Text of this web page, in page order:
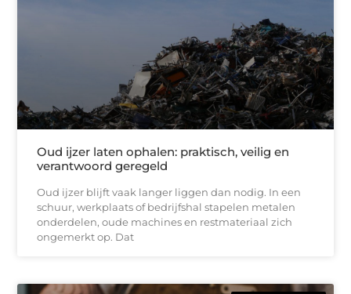
Oud ijzer laten ophalen: praktisch, veilig en
verantwoord geregeld
Oud ijzer blijft vaak langer liggen dan nodig. In een
schuur, werkplaats of bedrijfshal stapelen metalen
onderdelen, oude machines en restmateriaal zich
ongemerkt op. Dat